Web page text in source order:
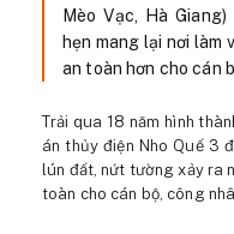
Mèo Vạc, Hà
hẹn mang lại nơi làm
an toàn hơn cho cán
Trải qua 18 năm hình
án thủy điện Nho Quế 3
lún đất, nứt tường xảy ra
toàn cho cán bộ, công